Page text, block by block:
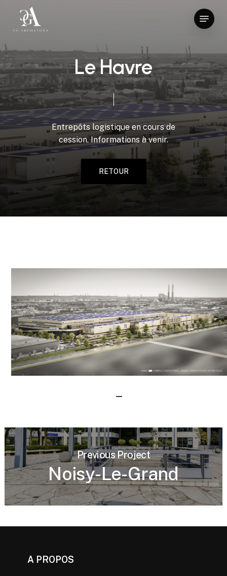
main
content
Menu
LeHavre
Entrepôts logistique en cours de
cession. Informations à venir.
RETOUR
Previous Project
Noisy-Le-Grand
A PROPOS
Close